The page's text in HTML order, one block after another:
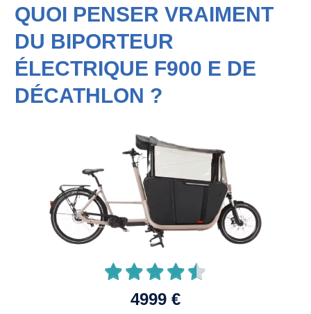
QUOI PENSER VRAIMENT
DU BIPORTEUR
ÉLECTRIQUE F900 E DE
DÉCATHLON ?
4999 €